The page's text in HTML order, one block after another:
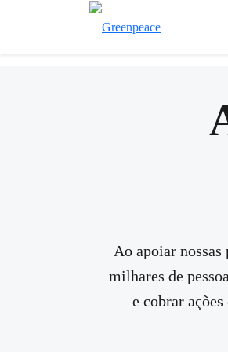
Ao apoiar
milhares de
e cobrar